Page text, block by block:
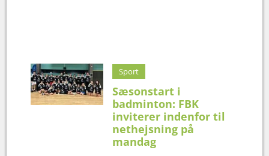
Sport
Sæsonstart i
badminton: FBK
inviterer indenfor til
nethejsning på
mandag